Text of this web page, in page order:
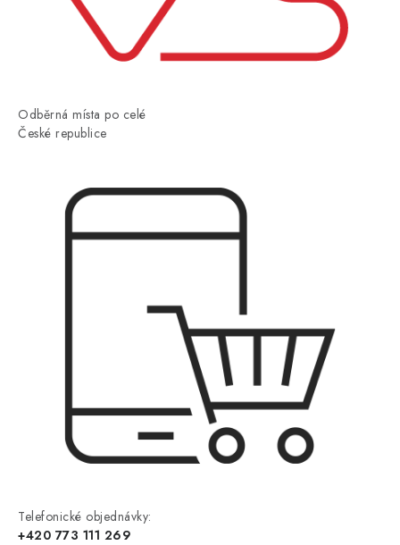
Odběrná místa po celé
České republice
Telefonické objednávky:
+420 773 111 269